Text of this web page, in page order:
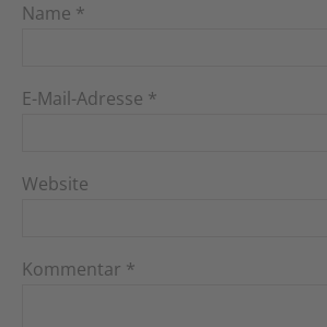
Name *
E-Mail-Adresse *
Website
Kommentar *